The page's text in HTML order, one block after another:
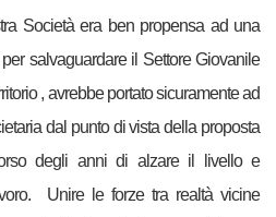
Società era ben propensa ad una
per salvaguardare il Settore Giovanile
, avrebbe portato sicuramente ad
dal punto di vista della proposta
degli anni di alzare il livello e
Unire le forze tra realtà vicine